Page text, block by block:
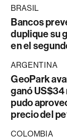
BRASIL
Bancos
duplique su
en el
ARGENTINA
GeoPark
ganó
pudo
precio del
COLOMBIA